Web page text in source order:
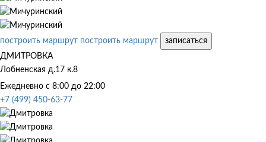
построить маршрут построить маршрут
записаться
ДМИТРОВКА
Лобненская д.17 к.8
Ежедневно с 8:00 до 22:00
+7 (499) 450-63-77